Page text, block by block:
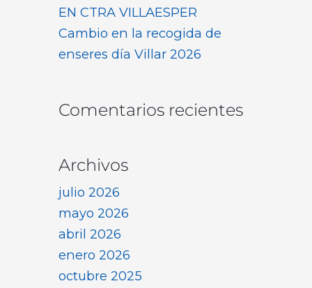
EN CTRA VILLAESPER
Cambio en la recogida de
enseres día Villar 2026
Comentarios recientes
Archivos
julio 2026
mayo 2026
abril 2026
enero 2026
octubre 2025